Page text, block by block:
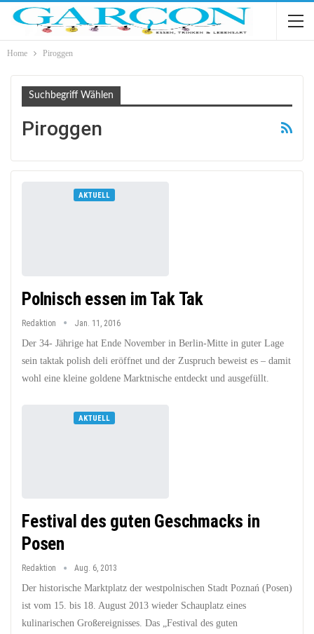
Home Piroggen
Suchbegriff Wählen
Piroggen
AKTUELL
Polnisch essen im Tak Tak
Redaktion Jan. 11, 2016
Der 34- Jährige hat Ende November in Berlin-Mitte in guter Lage
sein taktak polish deli eröffnet und der Zuspruch beweist es – damit
wohl eine kleine goldene Marktnische entdeckt und ausgefüllt.
AKTUELL
Festival des guten Geschmacks in
Posen
Redaktion Aug. 6, 2013
Der historische Marktplatz der westpolnischen Stadt Poznań (Posen)
ist vom 15. bis 18. August 2013 wieder Schauplatz eines
kulinarischen Großereignisses. Das „Festival des guten